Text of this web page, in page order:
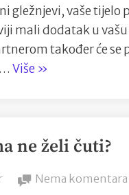
gležnjevi, vaše tijelo
mali dodatak u
također će se
Više “Zašto
odnos?”
»
ne želi čuti?
Nema komentara